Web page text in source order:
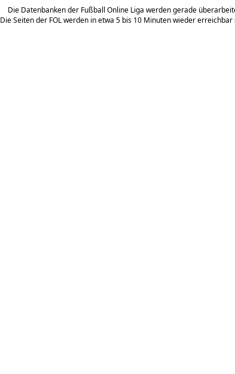
Die Datenbanken der Fußball Online Liga werden gerade
Die Seiten der FOL werden in etwa 5 bis 10 Minuten wieder erreichbar